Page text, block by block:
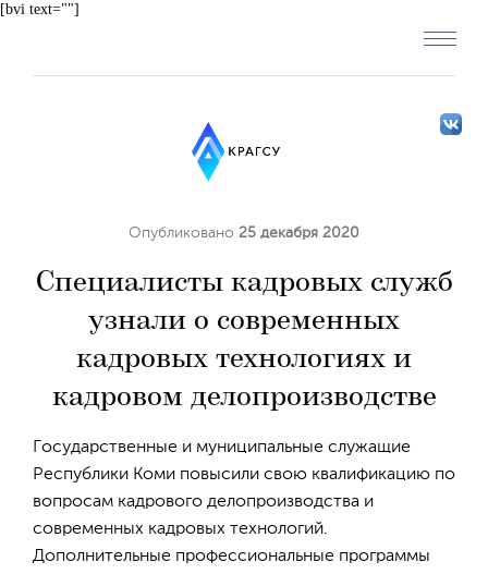
[bvi text=""]
Опубликовано 25 декабря 2020
Специалисты кадровых служб
узнали о современных
кадровых технологиях и
кадровом делопроизводстве
Государственные и муниципальные служащие
Республики Коми повысили свою квалификацию по
вопросам кадрового делопроизводства и
современных кадровых технологий.
Дополнительные профессиональные программы